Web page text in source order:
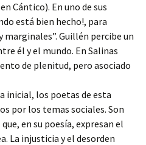
Cántico). En uno de sus
está bien hecho!, para
marginales”. Guillén percibe un
él y el mundo. En Salinas
de plenitud, pero asociado
inicial, los poetas de esta
por los temas sociales. Son
en su poesía, expresan el
La injusticia y el desorden